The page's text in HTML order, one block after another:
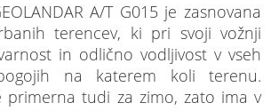
A/T G015 je zasnovana
terencev, ki pri svoji vožnji
in odlično vodljivost v vseh
na katerem koli terenu.
primerna tudi za zimo, zato ima v